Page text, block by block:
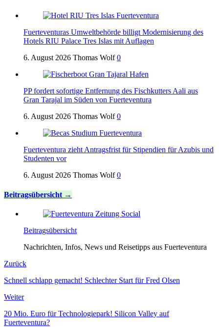
Fuerteventuras Umweltbehörde billigt Modernisierung des
Hotels RIU Palace Tres Islas mit Auflagen
6. August 2026 Thomas Wolf 0
PP fordert sofortige Entfernung des Fischkutters Aali aus
Gran Tarajal im Süden von Fuerteventura
6. August 2026 Thomas Wolf 0
Fuerteventura zieht Antragsfrist für Stipendien für Azubis und
Studenten vor
6. August 2026 Thomas Wolf 0
Beitragsübersicht
Beitragsübersicht
Nachrichten, Infos, News und Reisetipps aus Fuerteventura
Zurück
Schnell schlapp gemacht! Schlechter Start für Fred Olsen
Weiter
20 Mio. Euro für Technologiepark! Silicon Valley auf
Fuerteventura?